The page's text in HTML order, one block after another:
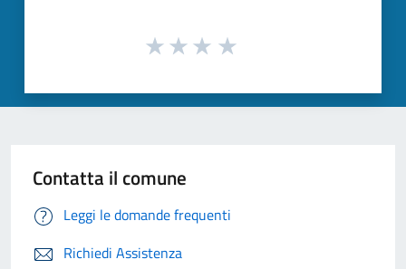
Contatta il comune
Leggi le domande frequenti
Richiedi Assistenza